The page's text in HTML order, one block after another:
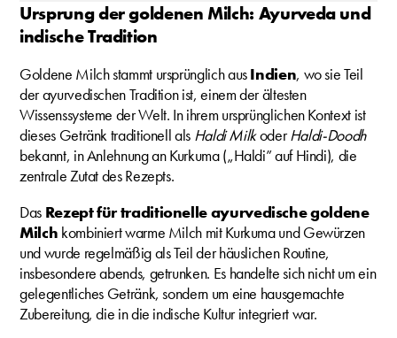
Ursprung der goldenen Milch: Ayurveda und
indische Tradition
Goldene Milch stammt ursprünglich ausIndien, wo sie Teil
der ayurvedischen Tradition ist, einem der ältesten
Wissenssysteme der Welt. In ihrem ursprünglichen Kontext ist
dieses Getränk traditionell als Haldi MilkoderHaldi-Doodh
bekannt, in Anlehnung an Kurkuma („Haldi” auf Hindi), die
zentrale Zutat des Rezepts.
Das Rezept für traditionelle ayurvedische goldene
Milch kombiniert warme Milch mit Kurkuma und Gewürzen
und wurde regelmäßig als Teil der häuslichen Routine,
insbesondere abends, getrunken. Es handelte sich nicht um ein
gelegentliches Getränk, sondern um eine hausgemachte
Zubereitung, die in die indische Kultur integriert war.